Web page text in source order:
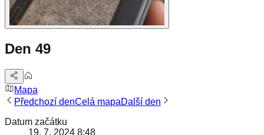
Den 49
Mapa
Předchozí denCelá mapaDalší den
Datum začátku
19. 7. 2024 8:48